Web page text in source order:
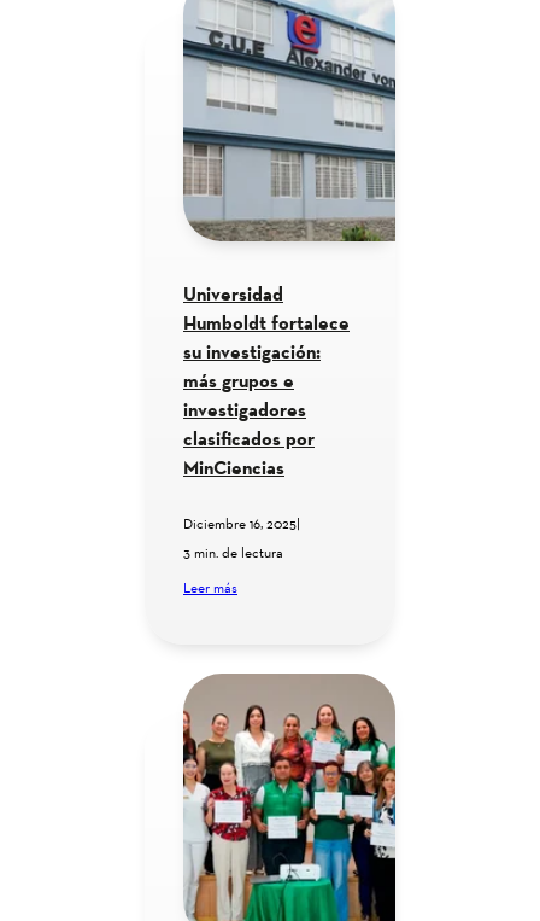
Universidad
Humboldt fortalece
su investigación:
más grupos e
investigadores
clasificados por
MinCiencias
Diciembre 16, 2025
3 min. de lectura
Leer más